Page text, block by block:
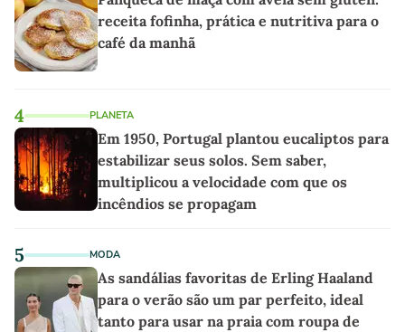
receita fofinha, prática e nutritiva para o
café da manhã
4 PLANETA
Em 1950, Portugal plantou eucaliptos para
estabilizar seus solos. Sem saber,
multiplicou a velocidade com que os
incêndios se propagam
5 MODA
As sandálias favoritas de Erling Haaland
para o verão são um par perfeito, ideal
tanto para usar na praia com roupa de